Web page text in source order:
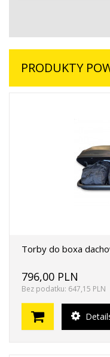
PRODUKTY
Torby do boxa
796,00 PLN
Bez podatku: 647,15 PLN